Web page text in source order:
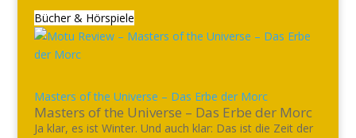
Bücher & Hörspiele
Masters of the Universe – Das Erbe der Morc
Masters of the Universe – Das Erbe der Morc
Ja klar, es ist Winter. Und auch klar: Das ist die Zeit der